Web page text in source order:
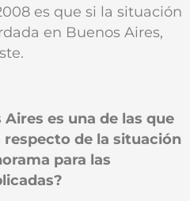
es que si la situación
en Buenos Aires,
es una de las que
de la situación
para las